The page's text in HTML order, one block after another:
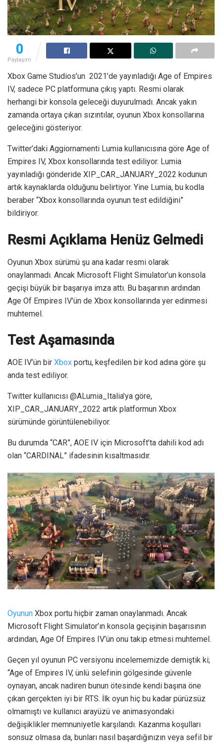
0
Paylaşım
Xbox Game Studios’un 2021’de yayınladığı Age of Empires
IV, sadece PC platformuna çıkış yaptı. Resmi olarak
herhangi bir konsola geleceği duyurulmadı. Ancak yakın
zamanda ortaya çıkan sızıntılar, oyunun Xbox konsollarına
geleceğini gösteriyor.
Twitter’daki Aggiornamenti Lumia kullanıcısına göre Age of
Empires IV, Xbox konsollarında test ediliyor. Lumia
yayınladığı gönderide XIP_CAR_JANUARY_2022 kodunun
artık kaynaklarda olduğunu belirtiyor. Yine Lumia, bu kodla
beraber “Xbox konsollarında oyunun test edildiğini”
bildiriyor.
Resmi Açıklama Henüz Gelmedi
Oyunun Xbox sürümü şu ana kadar resmi olarak
onaylanmadı. Ancak Microsoft Flight Simulator’un konsola
geçişi büyük bir başarıya imza attı. Bu başarının ardından
Age Of Empires IV’ün de Xbox konsollarında yer edinmesi
muhtemel.
Test Aşamasında
AOE IV’ün bir Xbox portu, keşfedilen bir kod adına göre şu
anda test ediliyor.
Twitter kullanıcısı @ALumia_Italia’ya göre,
XIP_CAR_JANUARY_2022 artık platformun Xbox
sürümünde görüntülenebiliyor.
Bu durumda “CAR”, AOE IV için Microsoft’ta dahili kod adı
olan “CARDINAL” ifadesinin kısaltmasıdır.
Oyunun Xbox portu hiçbir zaman onaylanmadı. Ancak
Microsoft Flight Simulator’ın konsola geçişinin başarısının
ardından, Age Of Empires IV’ün onu takip etmesi muhtemel.
Geçen yıl oyunun PC versiyonu incelememizde demiştik ki;
“Age of Empires IV, ünlü selefinin gölgesinde güvenle
oynayan, ancak nadiren bunun ötesinde kendi başına öne
çıkan gerçekten iyi bir RTS. İlk oyun hiç bu kadar pürüzsüz
olmamıştı ve kullanıcı arayüzü ve animasyondaki
değişiklikler memnuniyetle karşılandı. Kazanma koşulları
sonsuz olmasa da, bunları nasıl başardığınızın veya sefil bir